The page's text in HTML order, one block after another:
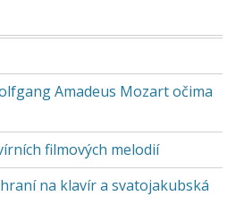
Amadeus Mozart očima
filmových melodií
na klavír a svatojakubská